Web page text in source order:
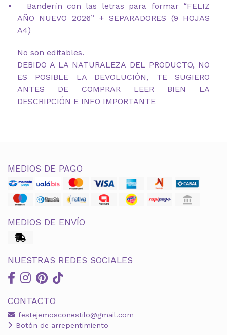
Banderín con las letras para formar “FELIZ
AÑO NUEVO 2026” + SEPARADORES (9 HOJAS
A4)
No son editables.
DEBIDO A LA NATURALEZA DEL PRODUCTO, NO
ES POSIBLE LA DEVOLUCIÓN, TE SUGIERO
ANTES DE COMPRAR LEER BIEN LA
DESCRIPCIÓN E INFO IMPORTANTE
MEDIOS DE PAGO
MEDIOS DE ENVÍO
NUESTRAS REDES SOCIALES
CONTACTO
festejemosconestilo@gmail.com
Botón de arrepentimiento